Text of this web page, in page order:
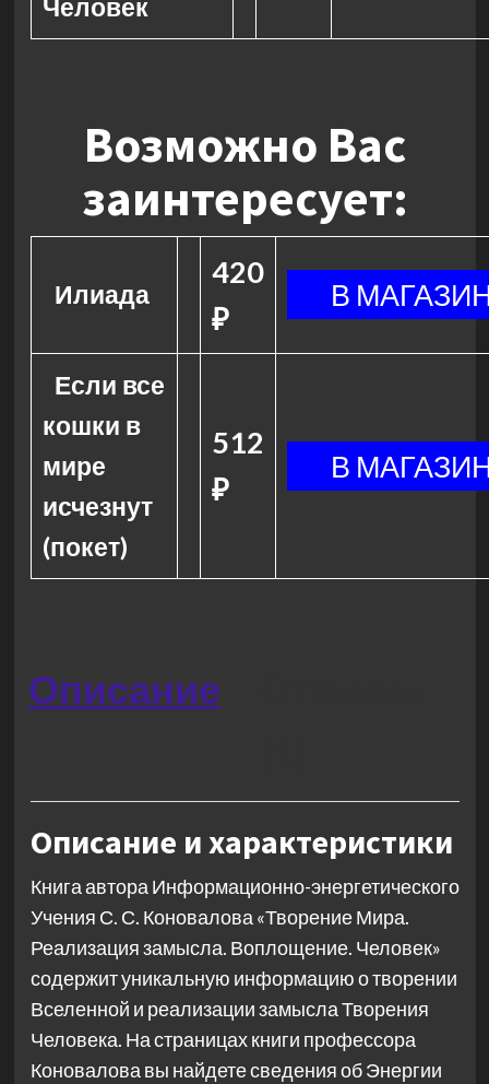
Человек
Возможно Вас
заинтересует:
Илиада
420
₽
Если все
кошки в
мире
исчезнут
(покет)
512
₽
Описание
Описание и характеристики
Книга автора Информационно-энергетического
Учения С. С. Коновалова «Творение Мира.
Реализация замысла. Воплощение. Человек»
содержит уникальную информацию о творении
Вселенной и реализации замысла Творения
Человека. На страницах книги профессора
Коновалова вы найдете сведения об Энергии